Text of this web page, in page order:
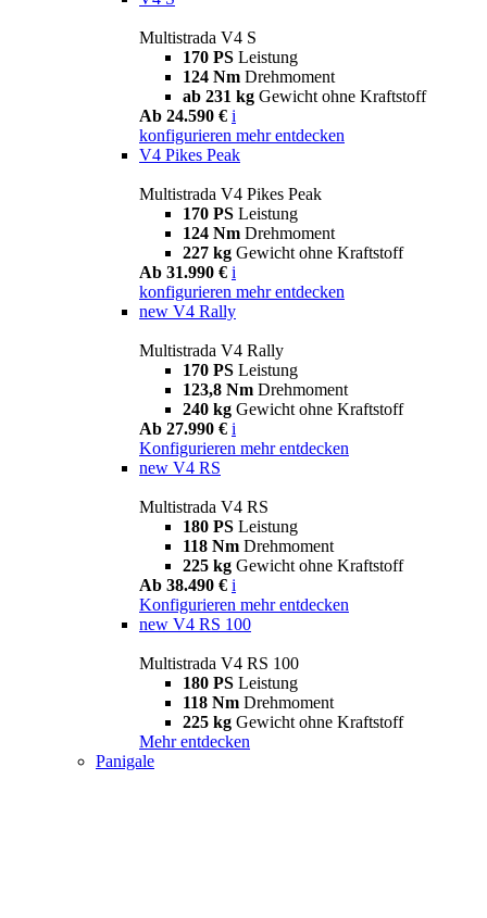
Multistrada V4 S
170 PS Leistung
124 Nm Drehmoment
ab 231 kg Gewicht ohne Kraftstoff
Ab 24.590 € i
konfigurieren mehr entdecken
V4 Pikes Peak
Multistrada V4 Pikes Peak
170 PS Leistung
124 Nm Drehmoment
227 kg Gewicht ohne Kraftstoff
Ab 31.990 € i
konfigurieren mehr entdecken
new V4 Rally
Multistrada V4 Rally
170 PS Leistung
123,8 Nm Drehmoment
240 kg Gewicht ohne Kraftstoff
Ab 27.990 € i
Konfigurieren mehr entdecken
new V4 RS
Multistrada V4 RS
180 PS Leistung
118 Nm Drehmoment
225 kg Gewicht ohne Kraftstoff
Ab 38.490 € i
Konfigurieren mehr entdecken
new V4 RS 100
Multistrada V4 RS 100
180 PS Leistung
118 Nm Drehmoment
225 kg Gewicht ohne Kraftstoff
Mehr entdecken
Panigale